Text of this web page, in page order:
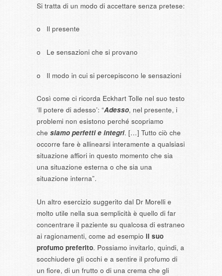
Si tratta di un modo di accettare senza pretese:
o Il presente
o Le sensazioni che si provano
o Il modo in cui si percepiscono le sensazioni
Così come ci ricorda Eckhart Tolle nel suo testo
‘Il potere di adesso’: “Adesso, nel presente, i
problemi non esistono perché scopriamo
che siamo perfetti e integri. […] Tutto ciò che
occorre fare è allinearsi interamente a qualsiasi
situazione affiori in questo momento che sia
una situazione esterna o che sia una
situazione interna”.
Un altro esercizio suggerito dal Dr Morelli e
molto utile nella sua semplicità è quello di far
concentrare il paziente su qualcosa di estraneo
ai ragionamenti, come ad esempio il suo
profumo preferito. Possiamo invitarlo, quindi, a
socchiudere gli occhi e a sentire il profumo di
un fiore, di un frutto o di una crema che gli